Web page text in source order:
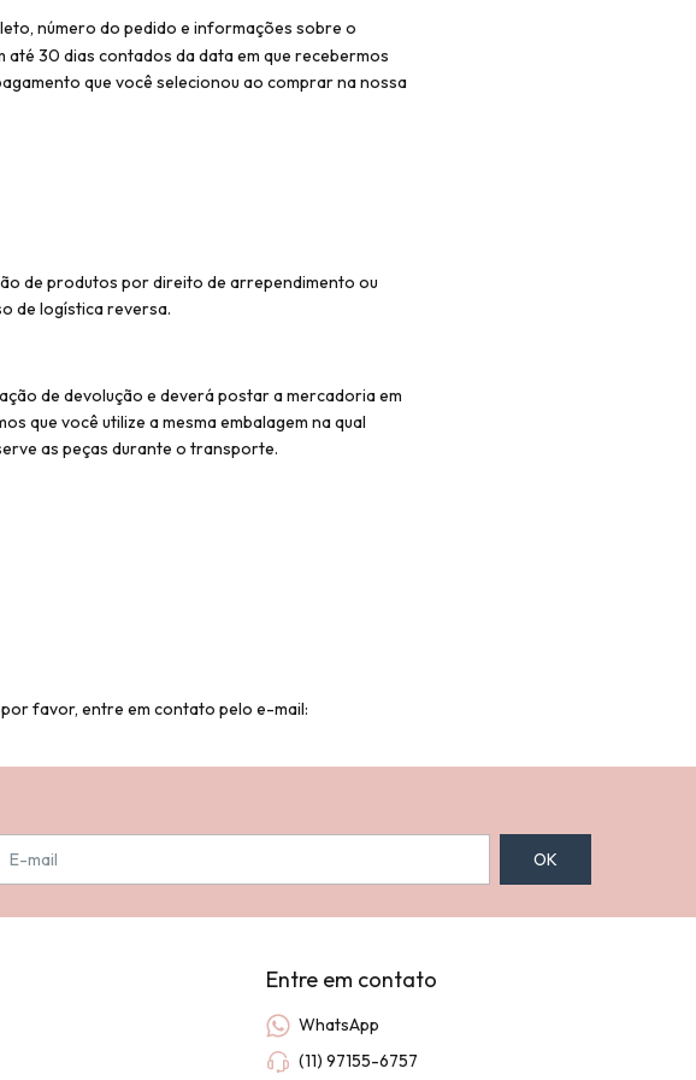
número do pedido e informações sobre o
30 dias contados da data em que recebermos
que você selecionou ao comprar na nossa
de produtos por direito de arrependimento ou
de logística reversa.
de devolução e deverá postar a mercadoria em
que você utilize a mesma embalagem na qual
as peças durante o transporte.
favor, entre em contato pelo e-mail:
Entre em contato
WhatsApp
(11) 97155-6757